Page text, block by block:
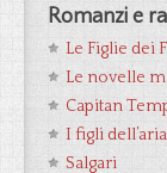
Romanzi e
Le Figlie dei
Le novelle
Capitan
I figli dell’aria
Salgari